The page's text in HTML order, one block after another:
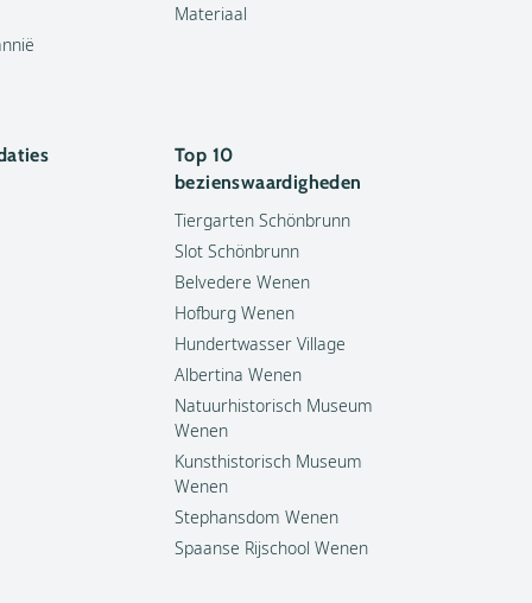
Materiaal
Top 10
bezienswaardigheden
Tiergarten Schönbrunn
Slot Schönbrunn
Belvedere Wenen
Hofburg Wenen
Hundertwasser Village
Albertina Wenen
Natuurhistorisch Museum
Wenen
Kunsthistorisch Museum
Wenen
Stephansdom Wenen
Spaanse Rijschool Wenen